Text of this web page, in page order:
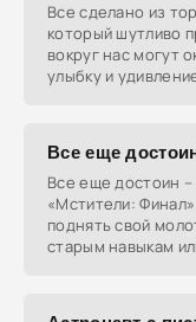
Все сделано из
который шутливо
вокруг нас могут
улыбку и
Все еще
Все еще достоин
«Мстители:
поднять свой
старым навыкам